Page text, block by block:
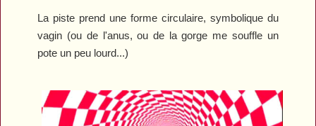
La piste prend une forme circulaire, symbolique du
vagin (ou de l'anus, ou de la gorge me souffle un
pote un peu lourd...)